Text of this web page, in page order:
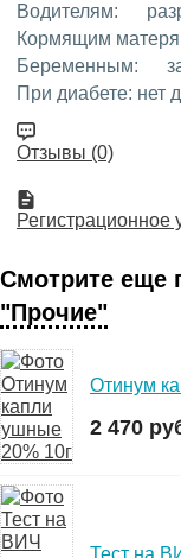
Водителям:
Кормящим
Беременным:
При диабете: нет
Отзывы (0)
Регистрационное
Смотрите еще
"Прочие"
Отинум
2 470
Тест на